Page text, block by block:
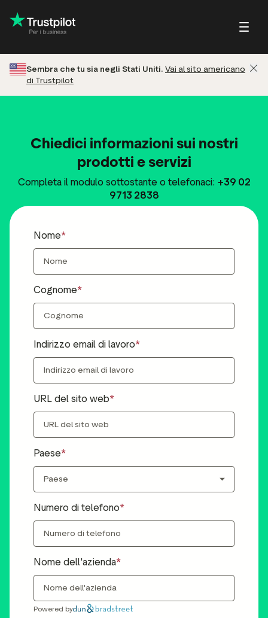
Grandi aziende
recensioni e
dall'IA
i social media
Tag delle recensioni
Dati dei visitatori
Webinar e video
Centro assistenza
partner
Integrazioni
Sembra che tu sia negli Stati Uniti. Vai al sito americano
di Trustpilot
Chiedici informazioni sui nostri
prodotti e servizi
Completa il modulo sottostante o telefonaci: +39 02
9713 2838
Nome
Cognome
Indirizzo email di lavoro
URL del sito web
Paese
Numero di telefono
Nome dell'azienda
Powered by